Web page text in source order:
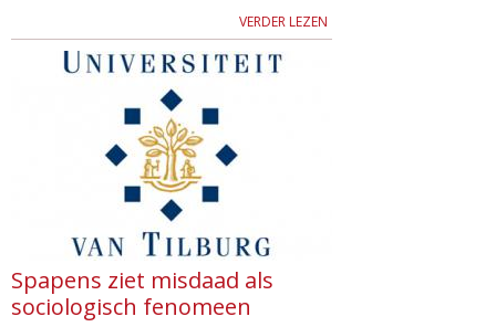
VERDER LEZEN
Spapens ziet misdaad als
sociologisch fenomeen